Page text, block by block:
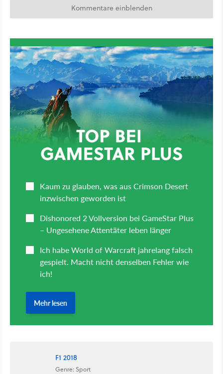
Kommentare einblenden
F1 2018
Genre: Sport